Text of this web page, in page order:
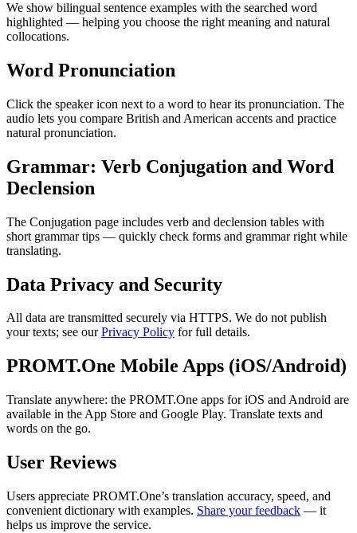
We show bilingual sentence examples with the searched word
highlighted — helping you choose the right meaning and natural
collocations.
Word Pronunciation
Click the speaker icon next to a word to hear its pronunciation. The
audio lets you compare British and American accents and practice
natural pronunciation.
Grammar: Verb Conjugation and Word
Declension
The Conjugation page includes verb and declension tables with
short grammar tips — quickly check forms and grammar right while
translating.
Data Privacy and Security
All data are transmitted securely via HTTPS. We do not publish
your texts; see ourPrivacy Policy for full details.
PROMT.One Mobile Apps (iOS/Android)
Translate anywhere: the PROMT.One apps for iOS and Android are
available in the App Store and Google Play. Translate texts and
words on the go.
User Reviews
Users appreciate PROMT.One’s translation accuracy, speed, and
convenient dictionary with examples. Share your feedback — it
helps us improve the service.